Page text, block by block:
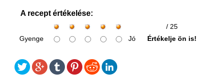
A recept értékelése:
/ 25
Gyenge
Jó Értékelje ön is!